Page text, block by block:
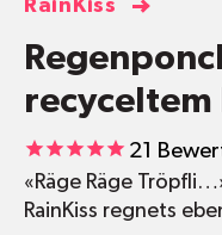
RainKiss
recyceltem
21
«Räge Räge
RainKiss regnets